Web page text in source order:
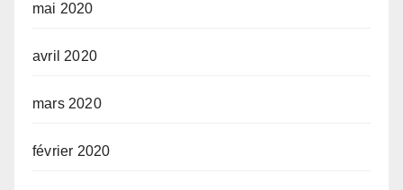
mai 2020
avril 2020
mars 2020
février 2020